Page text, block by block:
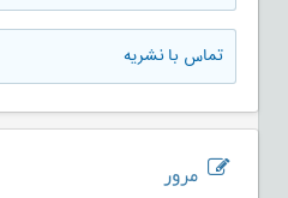
تماس با نشریه
مرور